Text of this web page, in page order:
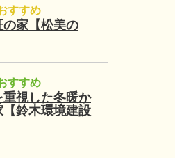
すすめ
家【松美の
すすめ
視した冬暖か
【鈴木環境建設